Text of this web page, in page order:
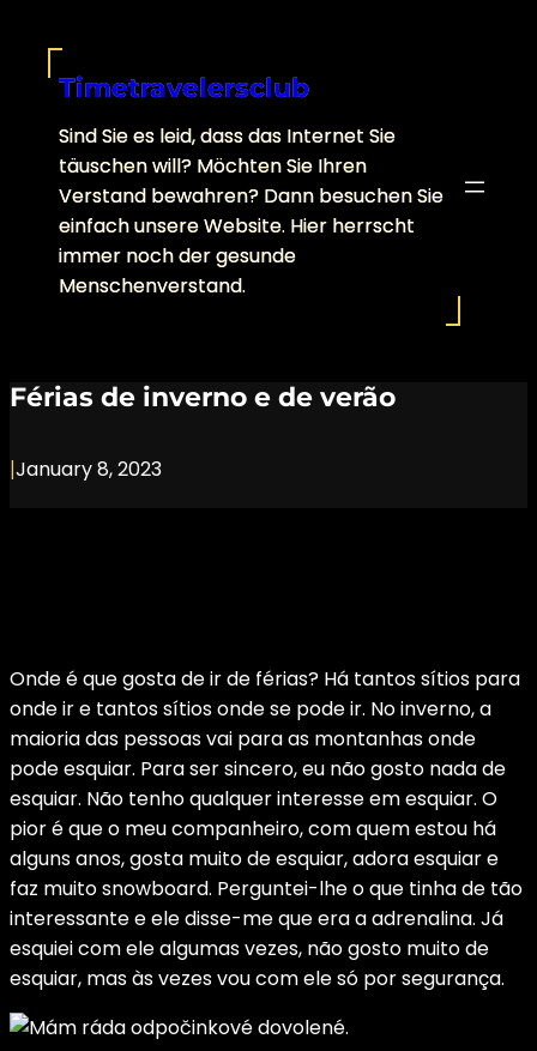
contentTimetravelersclub
Sind Sie es leid, dass das Internet Sie
täuschen will? Möchten Sie Ihren
Verstand bewahren? Dann besuchen Sie
einfach unsere Website. Hier herrscht
immer noch der gesunde
Menschenverstand.
Férias de inverno e de verão
|January 8, 2023
Onde é que gosta de ir de férias? Há tantos sítios para
onde ir e tantos sítios onde se pode ir. No inverno, a
maioria das pessoas vai para as montanhas onde
pode esquiar. Para ser sincero, eu não gosto nada de
esquiar. Não tenho qualquer interesse em esquiar. O
pior é que o meu companheiro, com quem estou há
alguns anos, gosta muito de esquiar, adora esquiar e
faz muito snowboard. Perguntei-lhe o que tinha de tão
interessante e ele disse-me que era a adrenalina. Já
esquiei com ele algumas vezes, não gosto muito de
esquiar, mas às vezes vou com ele só por segurança.